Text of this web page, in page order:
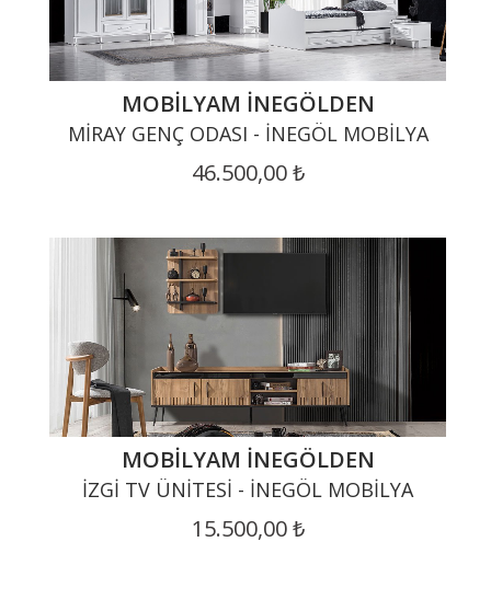
MOBILYAM İNEGÖLDEN
MIRAY GENÇ ODASI - İNEGÖL MOBILYA
46.500,00 ₺
MOBILYAM İNEGÖLDEN
İZGI TV ÜNITESI - İNEGÖL MOBILYA
15.500,00 ₺